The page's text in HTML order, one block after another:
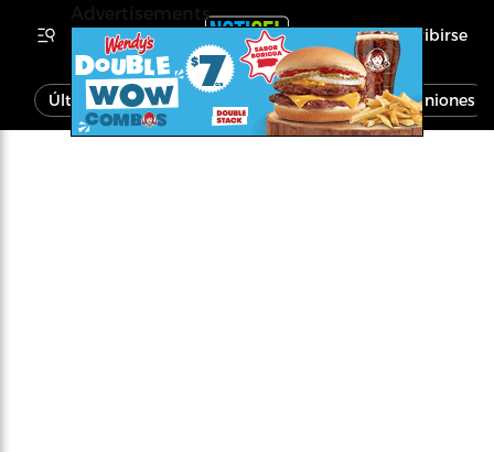
Inscribirse
Última Hora Noticias Economía Opiniones
Advertisements